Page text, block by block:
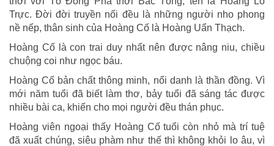
Trực. Đời đời truyền nối đều là những người nho phong
nề nếp, thân sinh của Hoàng Cố là Hoàng Uẩn Thạch.
Hoàng Cố là con trai duy nhất nên được nâng niu, chiều
chuộng coi như ngọc báu.
Hoàng Cố bản chất thông minh, nổi danh là thần đồng. Vì
mới năm tuổi đã biết làm thơ, bảy tuổi đã sáng tác được
nhiều bài ca, khiến cho mọi người đều thán phục.
Hoàng viên ngoại thấy Hoàng Cố tuổi còn nhỏ mà trí tuệ
đã xuất chúng, siêu phàm như thế thì không khỏi lo âu, vì